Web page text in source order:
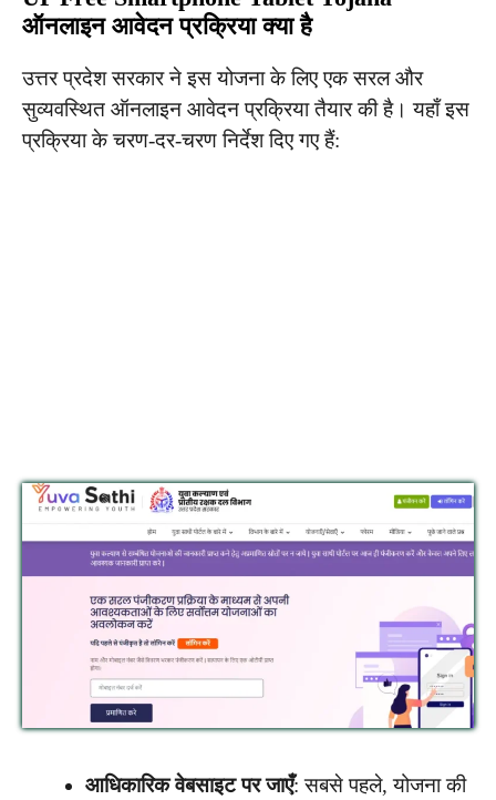
ऑनलाइन आवेदन प्रक्रिया क्या है
उत्तर प्रदेश सरकार ने इस योजना के लिए एक सरल और
सुव्यवस्थित ऑनलाइन आवेदन प्रक्रिया तैयार की है। यहाँ इस
प्रक्रिया के चरण-दर-चरण निर्देश दिए गए हैं:
आधिकारिक वेबसाइट पर जाएँ: सबसे पहले, योजना की